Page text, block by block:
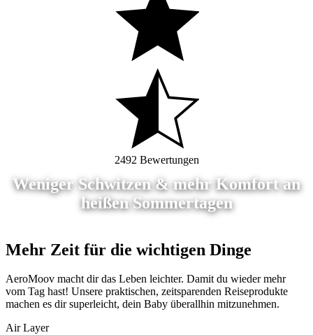
Weniger Schwitzen & mehr Komfort an
heißen Sommertagen
2492 Bewertungen
Mehr Zeit für die wichtigen Dinge
AeroMoov macht dir das Leben leichter. Damit du wieder mehr
vom Tag hast! Unsere praktischen, zeitsparenden Reiseprodukte
machen es dir superleicht, dein Baby überallhin mitzunehmen.
Air Layer